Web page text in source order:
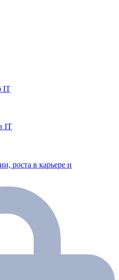
IT
IT
роста в карьере и